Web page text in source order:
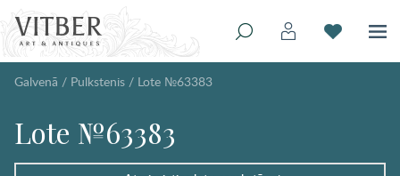
Galvenā / Pulkstenis / Lote №63383
Lote №63383